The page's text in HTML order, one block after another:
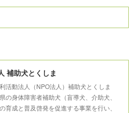
補助犬とくしま
活動法人（NPO法人）補助犬とくしま
の身体障害者補助犬（盲導犬、介助犬、
育成と普及啓発を促進する事業を行い、